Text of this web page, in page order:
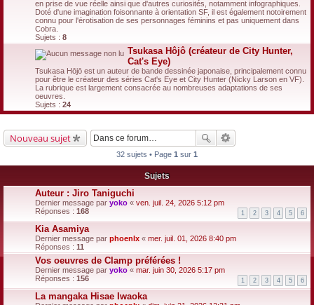
en prise de vue réelle ainsi que d'autres curiosités, notamment infographiques.
Doté d'une imagination foisonnante à orientation SF, il est également notoirement
connu pour l'érotisation de ses personnages féminins et pas uniquement dans
Cobra.
Sujets : 8
Tsukasa Hôjô (créateur de City Hunter,
Cat's Eye)
Tsukasa Hōjō est un auteur de bande dessinée japonaise, principalement connu
pour être le créateur des séries Cat's Eye et City Hunter (Nicky Larson en VF).
La rubrique est largement consacrée au nombreuses adaptations de ses
oeuvres.
Sujets : 24
Nouveau sujet
32 sujets • Page 1 sur 1
Sujets
Auteur : Jiro Taniguchi
Dernier message par yoko « ven. juil. 24, 2026 5:12 pm
Réponses : 168 1 2 3 4 5 6
Kia Asamiya
Dernier message par phoenlx « mer. juil. 01, 2026 8:40 pm
Réponses : 11
Vos oeuvres de Clamp préférées !
Dernier message par yoko « mar. juin 30, 2026 5:17 pm
Réponses : 156 1 2 3 4 5 6
La mangaka Hisae Iwaoka